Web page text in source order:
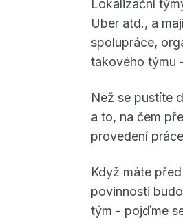
Lokalizační
Uber atd., a
spolupráce,
takového týmu
Než se pustíte
a to, na čem
provedení
Když máte
povinnosti
tým - pojďme